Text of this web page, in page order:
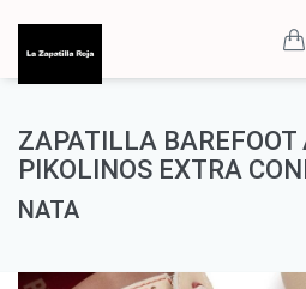
ZAPATILLA
PIKOLINOS EXTRA
NATA